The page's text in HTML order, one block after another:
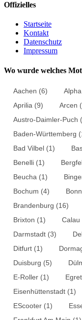
Offizielles
Startseite
Kontakt
Datenschutz
Impressum
Wo wurde welches
Aachen (6)
Aprilia (9) Arcen
Austro-Daimler-Puch
Baden-Württemberg
Bad Vilbel (1)
Benelli (1)
Beucha (1)
Bochum (4) Bonn
Brandenburg (16)
Brixton (1) Calau
Darmstadt (3)
Ditfurt (1)
Duisburg (5)
E-Roller (1) Egret
Eisenhüttenstadt (1)
EScooter (1)